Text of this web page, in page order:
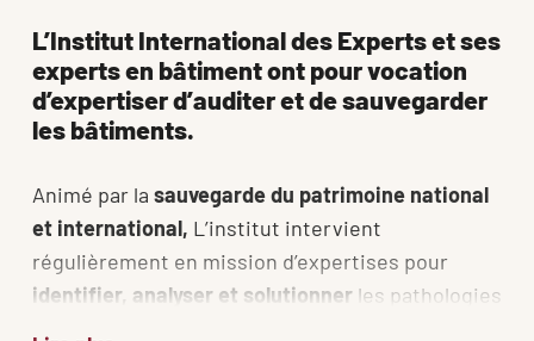
L’Institut International des Experts et ses
experts en bâtiment ont pour vocation
d’expertiser d’auditer et de sauvegarder
les bâtiments.
Animé par la sauvegarde du patrimoine national
et international, L’institut intervient
identifier, analyser et solutionner les pathologies